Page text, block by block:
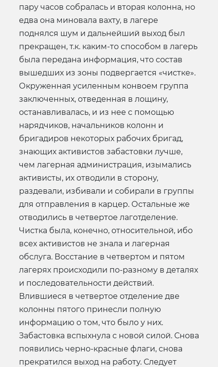
пару часов собралась и вторая колонна, но
едва она миновала вахту, в лагере
поднялся шум и дальнейший выход был
прекращен, т.к. каким-то способом в лагерь
была передана информация, что состав
вышедших из зоны подвергается «чистке».
Окруженная усиленным конвоем группа
заключенных, отведенная в лощину,
останавливалась, и из нее с помощью
нарядчиков, начальников колонн и
бригадиров некоторых рабочих бригад,
знающих активистов забастовки лучше,
чем лагерная администрация, изымались
активисты, их отводили в сторону,
раздевали, избивали и собирали в группы
для отправления в карцер. Остальные же
отводились в четвертое лаготделение.
Чистка была, конечно, относительной, ибо
всех активистов не знала и лагерная
обслуга. Восстание в четвертом и пятом
лагерях происходили по-разному в деталях
и последовательности действий.
Влившиеся в четвертое отделение две
колонны пятого принесли полную
информацию о том, что было у них.
Забастовка вспыхнула с новой силой. Снова
появились черно-красные флаги, снова
прекратился выход на работу. Следует